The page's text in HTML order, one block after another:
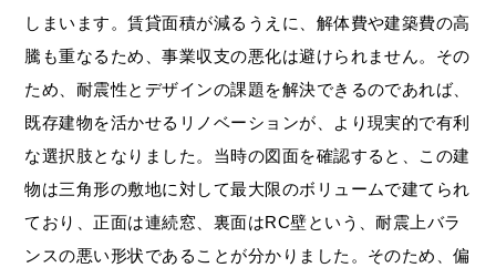
しまいます。賃貸面積が減るうえに、解体費や建築費の高
騰も重なるため、事業収支の悪化は避けられません。その
ため、耐震性とデザインの課題を解決できるのであれば、
既存建物を活かせるリノベーションが、より現実的で有利
な選択肢となりました。当時の図面を確認すると、この建
物は三角形の敷地に対して最大限のボリュームで建てられ
ており、正面は連続窓、裏面はRC壁という、耐震上バラ
ンスの悪い形状であることが分かりました。そのため、偏